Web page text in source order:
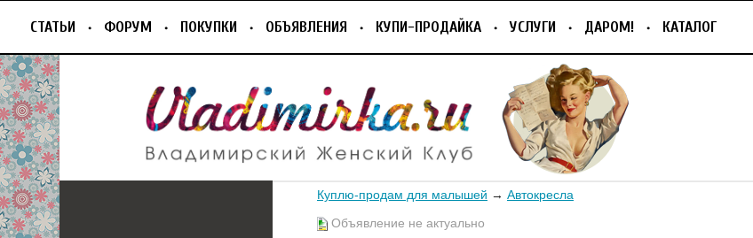
СТАТЬИ ФОРУМ ПОКУПКИ ОБЪЯВЛЕНИЯ КУПИ-ПРОДАЙКА УСЛУГИ ДАРОМ! КАТАЛОГ
Куплю-продам для малышей → Автокресла
Объявление не актуально